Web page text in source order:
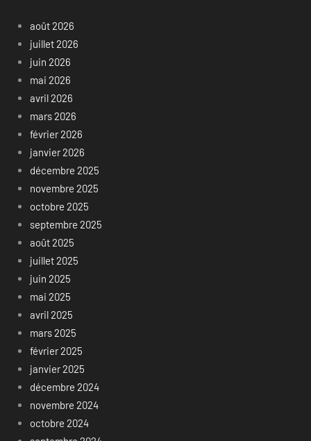
août 2026
juillet 2026
juin 2026
mai 2026
avril 2026
mars 2026
février 2026
janvier 2026
décembre 2025
novembre 2025
octobre 2025
septembre 2025
août 2025
juillet 2025
juin 2025
mai 2025
avril 2025
mars 2025
février 2025
janvier 2025
décembre 2024
novembre 2024
octobre 2024